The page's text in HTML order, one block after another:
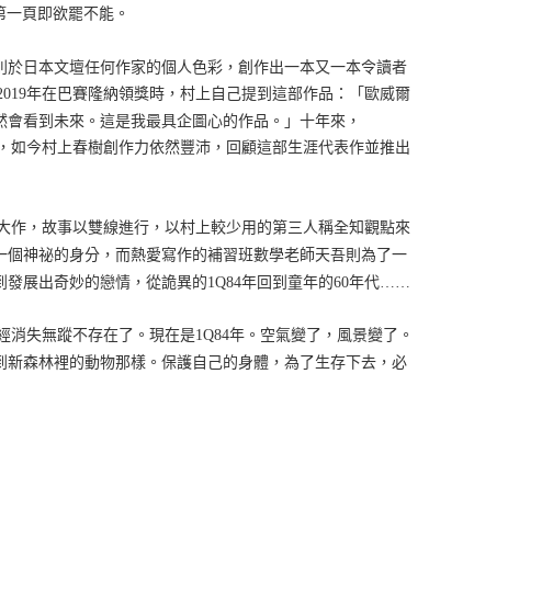
頁即欲罷不能。
日本文壇任何作家的個人色彩，創作出一本又一本令讀者
年在巴賽隆納領獎時，村上自己提到這部作品：「歐威爾
看到未來。這是我最具企圖心的作品。」十年來，
如今村上春樹創作力依然豐沛，回顧這部生涯代表作並推出
作，故事以雙線進行，以村上較少用的第三人稱全知觀點來
神祕的身分，而熱愛寫作的補習班數學老師天吾則為了一
展出奇妙的戀情，從詭異的1Q84年回到童年的60年代……
消失無蹤不存在了。現在是1Q84年。空氣變了，風景變了。
森林裡的動物那樣。保護自己的身體，為了生存下去，必